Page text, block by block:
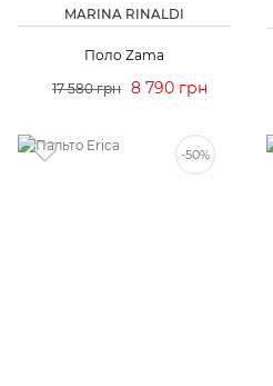
MARINA RINALDI
Поло Zama
17 580 грн 8 790 грн
-50%